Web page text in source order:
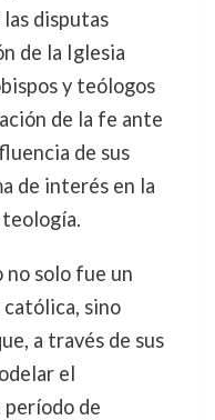
disputas
de la Iglesia
y teólogos
de la fe ante
de sus
de interés en la
no solo fue un
sino
a través de sus
el
de